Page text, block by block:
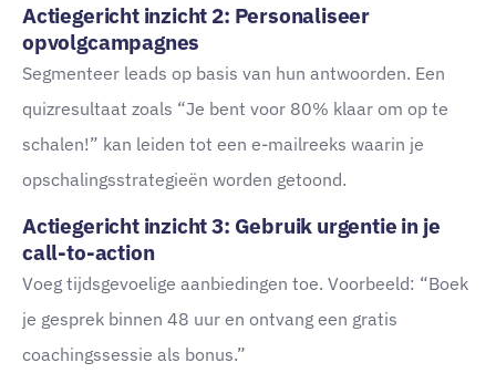
Actiegericht inzicht 2: Personaliseer
opvolgcampagnes
Segmenteer leads op basis van hun antwoorden. Een
quizresultaat zoals “Je bent voor 80% klaar om op te
schalen!” kan leiden tot een e-mailreeks waarin je
opschalingsstrategieën worden getoond.
Actiegericht inzicht 3: Gebruik urgentie in je
call-to-action
Voeg tijdsgevoelige aanbiedingen toe. Voorbeeld: “Boek
je gesprek binnen 48 uur en ontvang een gratis
coachingssessie als bonus.”